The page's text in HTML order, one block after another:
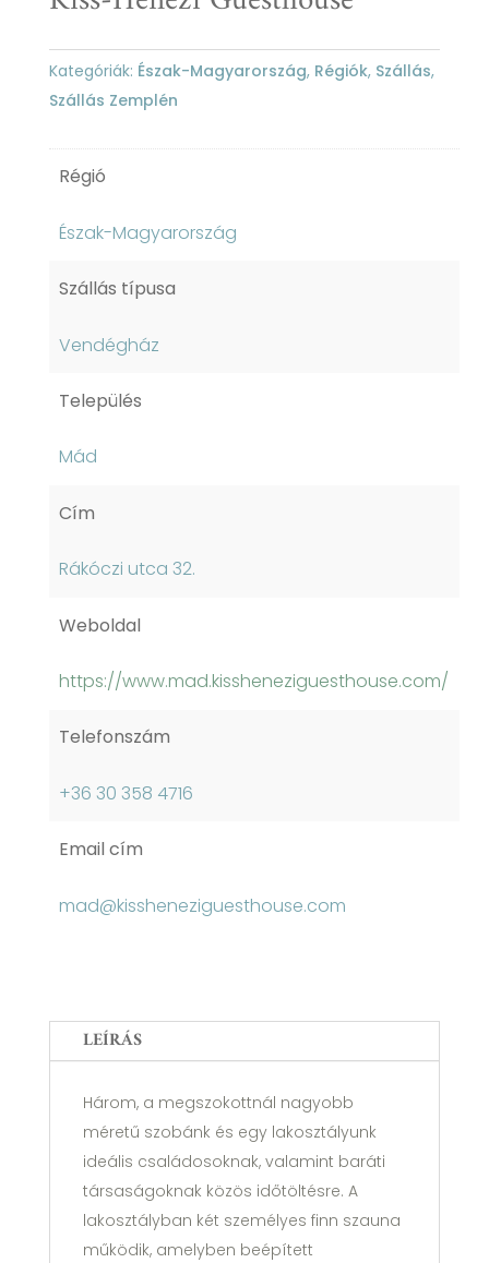
Kategóriák: Észak-Magyarország, Régiók, Szállás,
Szállás Zemplén
Régió
Észak-Magyarország
Szállás típusa
Vendégház
Település
Mád
Cím
Rákóczi utca 32.
Weboldal
https://www.mad.kissheneziguesthouse.com/
Telefonszám
+36 30 358 4716
Email cím
mad@kissheneziguesthouse.com
LEÍRÁS
Három, a megszokottnál nagyobb
méretű szobánk és egy lakosztályunk
ideális családosoknak, valamint baráti
társaságoknak közös időtöltésre. A
lakosztályban két személyes finn szauna
működik, amelyben beépített